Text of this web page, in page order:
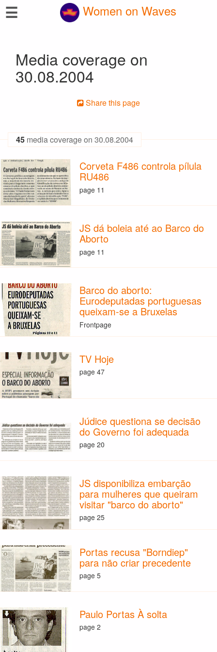
☰ Women on Waves
Media coverage on
30.08.2004
Share this page
45 media coverage on 30.08.2004
Corveta F486 controla pílula
RU486
page 11
JS dá boleia até ao Barco do
Aborto
page 11
Barco do aborto:
Eurodeputadas portuguesas
queixam-se a Bruxelas
Frontpage
TV Hoje
page 47
Júdice questiona se decisão
do Governo foi adequada
page 20
JS disponibiliza embarção
para mulheres que queiram
visitar "barco do aborto"
page 25
Portas recusa "Borndiep"
para não criar precedente
page 5
Paulo Portas À solta
page 2